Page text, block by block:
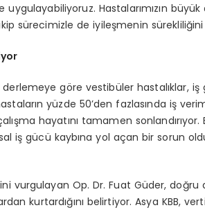
Hastalarımızın
sürecimizle de iyileşmenin sürekliliğini
göre vestibüler hastalıklar, iş
yüzde 50’den fazlasında iş
hayatını tamamen
iş gücü kaybına yol açan bir sorun
vurgulayan Op. Dr. Fuat Güder, doğru
kurtardığını belirtiyor. Asya KBB,